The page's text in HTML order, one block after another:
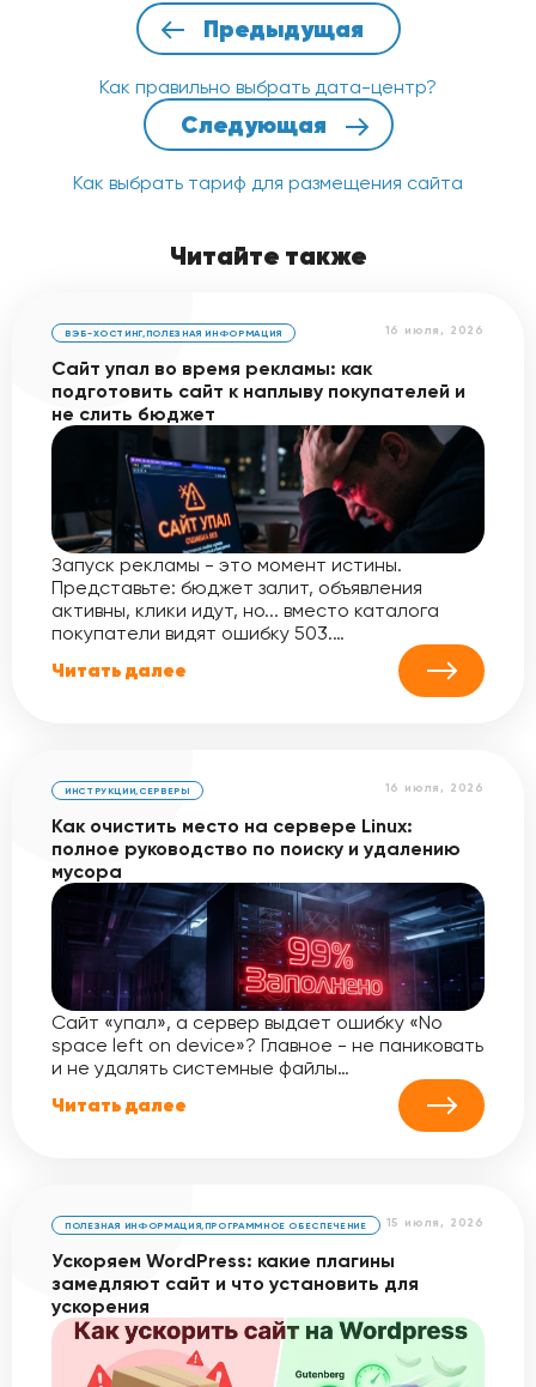
Предыдущая
Как правильно выбрать дата-центр?
Следующая
Как выбрать тариф для размещения сайта
Читайте также
16 июля, 2026
ВЭБ-ХОСТИНГ,ПОЛЕЗНАЯ ИНФОРМАЦИЯ
Сайт упал во время рекламы: как
подготовить сайт к наплыву покупателей и
не слить бюджет
Запуск рекламы - это момент истины.
Представьте: бюджет залит, объявления
активны, клики идут, но... вместо каталога
покупатели видят ошибку 503.…
Читать далее
16 июля, 2026
ИНСТРУКЦИИ, СЕРВЕРЫ
Как очистить место на сервере Linux:
полное руководство по поиску и удалению
мусора
Сайт «упал», а сервер выдает ошибку «No
space left on device»? Главное - не паниковать
и не удалять системные файлы…
Читать далее
15 июля, 2026
ПОЛЕЗНАЯ ИНФОРМАЦИЯ,ПРОГРАММНОЕ ОБЕСПЕЧЕНИЕ
Ускоряем WordPress: какие плагины
замедляют сайт и что установить для
ускорения